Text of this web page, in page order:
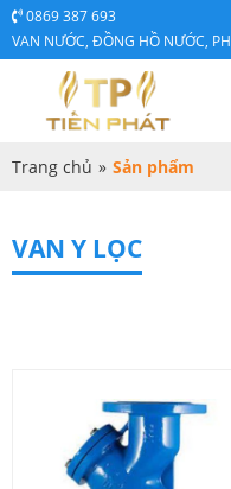
0869 387 693
VAN NƯỚC, ĐỒNG HỒ NƯỚC,
Trang chủ » Sản phẩm
VAN Y LỌC